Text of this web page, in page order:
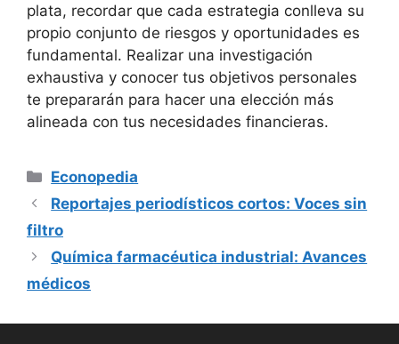
plata, recordar que⁣ cada estrategia conlleva su
propio‌ conjunto ⁤de riesgos ‍y oportunidades es
fundamental. Realizar una investigación
exhaustiva y conocer tus ⁢objetivos personales
te prepararán para hacer una elección más
alineada con tus‍ necesidades financieras.
Categorías
Econopedia
Reportajes periodísticos cortos: Voces sin
filtro
Química farmacéutica industrial: Avances
médicos